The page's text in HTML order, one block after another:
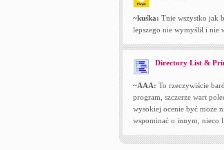
~kuśka: Tnie wszystko jak
lepszego nie wymyślił i nie
Directory List &
~AAA: To rzeczywiście
program, szczerze wart
wysokiej ocenie być może
wspominać o innym, nieco